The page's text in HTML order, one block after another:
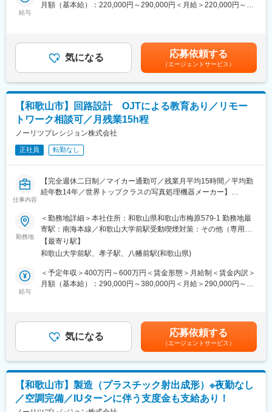
同社は写真処理機器の製造・販売において世界トップクラスの企
や介護機器などの新規事業にも積極的に取り組んでおり、常に革
新を追求する情熱を持った企業です。
・仕様検討、開発計画作成、加工業者との打ち合わせ
・筐体設計、機構設計、モーターを使用した駆動系設計
・試作／量産設計、特許出願、品質向上に向けた検討等
・医療用機器（輸液ポンプ等）、業務用写真プリンター
・他企業からの開発・製造受託案件など
※特に医療分野に注力しており、新規開発案件も検討中です。
■組織体制：
同社では、約40名のエンジニアが医療機器や業務用プリンターを
中心に活躍しています。機械、電気、ソフトの各専門分野のプロ
フェッショナルが集まり、チームワークを大切にしながら技術力
を高め合っています。幅広い年齢層の社員が在籍し、新しいメン
バーもスムーズに馴染める環境が整っています。
■当社について：
完全週休二日制に加え、入社日に有給休暇を10日付与。工場も空
調完備されているので、年間を通して気持ち良く働けます。マイ
カー通勤OK、制服貸与はもちろん、社員割引が利用できる食堂の
有）しますので、安心して新しいスタートを切ってください。
で一貫して自社で行うものづくりへのこだわりと、海外拠点6ヶ国
に子会社があり世界180カ国への出荷実績を誇ります。医療機器
や介護機器などの新規事業にも積極的に取り組んでおり、常に革
新を追求する情熱を持った企業です。
給与
月額（基本給）：220,000円～290,000円＜月給＞220,000円～
可能性があります。月給(月額)は固定手当を含めた表記です。
気になる 応募依頼する
（エージェントサービス）
【和歌山市】回路設計 OJTによる教育あり／リモー
トワーク相談可／月残業15h程
ノーリツプレシジョン株式会社
正社員 転勤なし
仕事内容
【完全週休二日制／マイカー通勤可／残業月平均15時間／平均勤
続年数14年／世界トップクラスの写真処理機器メーカー】
同社は、医療機器や業務用写真プリンターの製造で世界的に認知
されており、特に医療分野に注力しています。今回のポジション
では、回路設計者として輸液ポンプなどの医療機器の新規開発や
改善を担っていただきます。
＜具体的には＞
・回路図作成（デジタル、アナログ、電源系）、部品レイアウト
＜開発製品例＞
・医療用機器（輸液ポンプ等）、業務用写真プリンター
■組織体制：
同社の医療機器開発課は約40名の開発者が在籍し、様々な部門と
勤務地
＜勤務地詳細＞本社住所：和歌山県和歌山市梅原579-1 勤務地最
寄駅：南海本線／和歌山大学前駅受動喫煙対策：その他（専用喫
煙室を設置し、それ以外の場所はすべて禁煙）
【最寄り駅】
和歌山大学前駅、孝子駅、八幡前駅(和歌山県)
給与
＜予定年収＞400万円～600万円＜賃金形態＞月給制＜賃金内訳＞
月額（基本給）：290,000円～380,000円＜月給＞290,000円～
可能性があります。月給(月額)は固定手当を含めた表記です。
気になる 応募依頼する
（エージェントサービス）
【和歌山市】製造（プラスチック射出成形）※夜勤なし
／空調完備／IUターンに伴う支度金も支給あり！